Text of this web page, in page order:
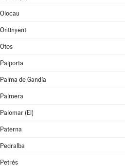
Olocau
Ontinyent
Otos
Paiporta
Palma de Gandía
Palmera
Palomar (El)
Paterna
Pedralba
Petrés